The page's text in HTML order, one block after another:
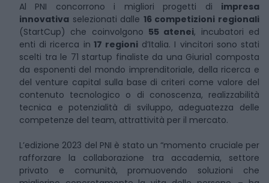
Al PNI concorrono i migliori progetti di impresa
innovativa selezionati dalle 16 competizioni regionali
(StartCup) che coinvolgono 55 atenei, incubatori ed
enti di ricerca in 17 regioni d’Italia. I vincitori sono stati
scelti tra le 71 startup finaliste da una Giuria1 composta
da esponenti del mondo imprenditoriale, della ricerca e
del venture capital sulla base di criteri come valore del
contenuto tecnologico o di conoscenza, realizzabilità
tecnica e potenzialità di sviluppo, adeguatezza delle
competenze del team, attrattività per il mercato.
L’edizione 2023 del PNI è stato un “momento cruciale per
rafforzare la collaborazione tra accademia, settore
privato e comunità, promuovendo soluzioni che